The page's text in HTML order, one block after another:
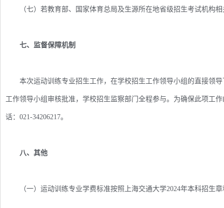
（七）若教育部、国家体育总局及生源所在地省级招生考试机构相
七、监督保障机制
本次运动训练专业招生工作，在学校招生工作领导小组的直接领导
工作领导小组审核批准，学校招生监察部门全程参与。为确保此项工
话：021-34206217。
八、其他
（一）运动训练专业学费标准按照上海交通大学2024年本科招生章